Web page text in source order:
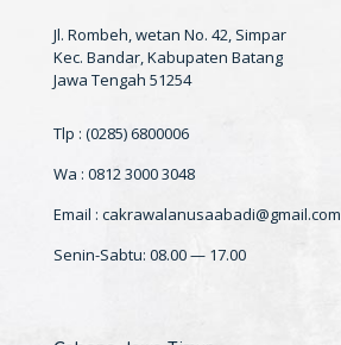
Jl. Rombeh, wetan No. 42, Simpar
Kec. Bandar, Kabupaten Batang
Jawa Tengah 51254
Tlp : (0285) 6800006
Wa : 0812 3000 3048
Email : cakrawalanusaabadi@gmail.com
Senin-Sabtu: 08.00 — 17.00